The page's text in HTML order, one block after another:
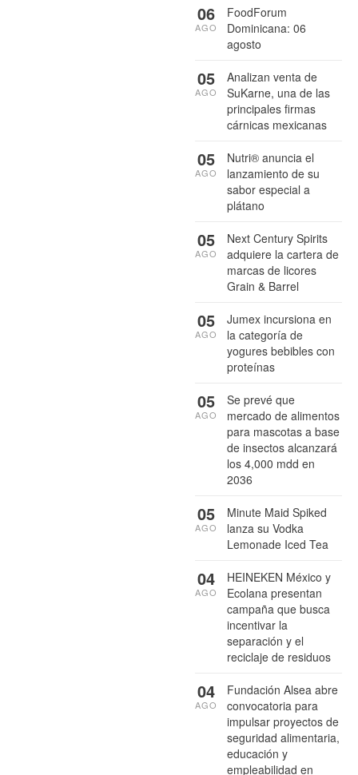
FoodForum
Dominicana: 06
agosto
06
AGO
Analizan venta de
SuKarne, una de las
principales firmas
cárnicas mexicanas
05
AGO
Nutri® anuncia el
lanzamiento de su
sabor especial a
plátano
05
AGO
Next Century Spirits
adquiere la cartera de
marcas de licores
Grain & Barrel
05
AGO
Jumex incursiona en
la categoría de
yogures bebibles con
proteínas
05
AGO
Se prevé que
mercado de alimentos
para mascotas a base
de insectos alcanzará
los 4,000 mdd en
2036
05
AGO
Minute Maid Spiked
lanza su Vodka
Lemonade Iced Tea
05
AGO
HEINEKEN México y
Ecolana presentan
campaña que busca
incentivar la
separación y el
reciclaje de residuos
04
AGO
Fundación Alsea abre
convocatoria para
impulsar proyectos de
seguridad alimentaria,
educación y
empleabilidad en
04
AGO